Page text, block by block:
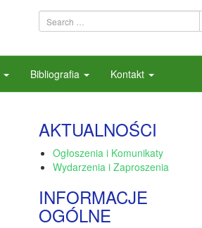
Bibliografia Kontakt
AKTUALNOŚCI
Ogłoszenia i Komunikaty
Wydarzenia i Zaproszenia
INFORMACJE
OGÓLNE